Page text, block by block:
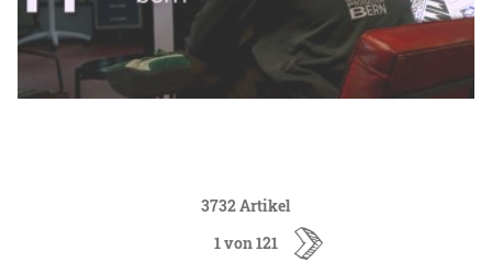
3732 Artikel
1 von 121